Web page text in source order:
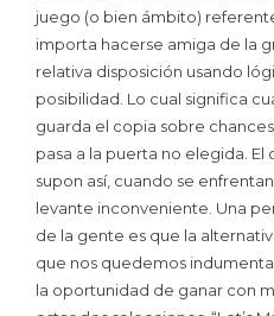
juego (o bien ámbito)
importa hacerse amiga de la
relativa disposición usando
posibilidad. Lo cual significa
guarda el copia sobre
pasa a la puerta no elegida. El
supon así, cuando se
levante inconveniente. Una
de la gente es que la
que nos quedemos
la oportunidad de ganar con